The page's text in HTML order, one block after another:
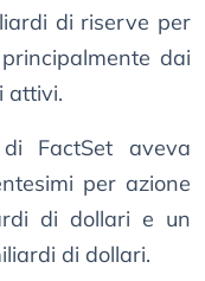
di riserve per
dai
attivi.
FactSet aveva
per azione
di dollari e un
di dollari.